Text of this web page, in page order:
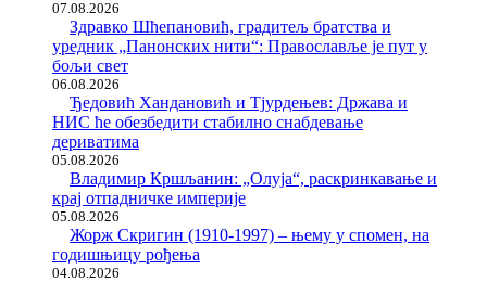
07.08.2026
Здравко Шћепановић, градитељ братства и
уредник „Панонских нити“: Православље је пут у
бољи свет
06.08.2026
Ђедовић Хандановић и Тјурдењев: Држава и
НИС ће обезбедити стабилно снабдевање
дериватима
05.08.2026
Владимир Кршљанин: „Олуја“, раскринкавање и
крај отпадничке империје
05.08.2026
Жорж Скригин (1910-1997) – њему у спомен, на
годишњицу рођења
04.08.2026